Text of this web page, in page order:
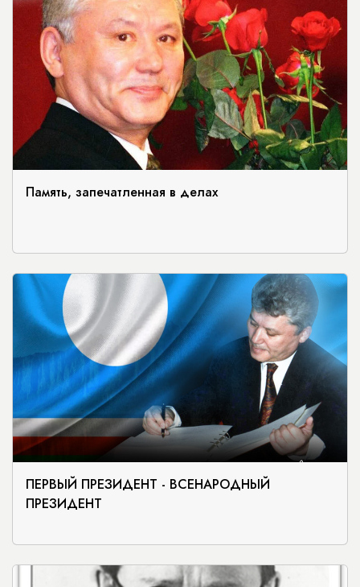
Память, запечатленная в делах
ПЕРВЫЙ ПРЕЗИДЕНТ - ВСЕНАРОДНЫЙ
ПРЕЗИДЕНТ